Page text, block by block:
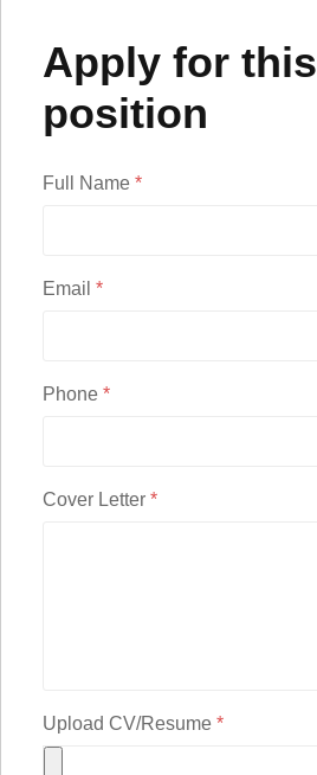
Apply for this
position
Full Name *
Email *
Phone *
Cover Letter *
Upload CV/Resume *